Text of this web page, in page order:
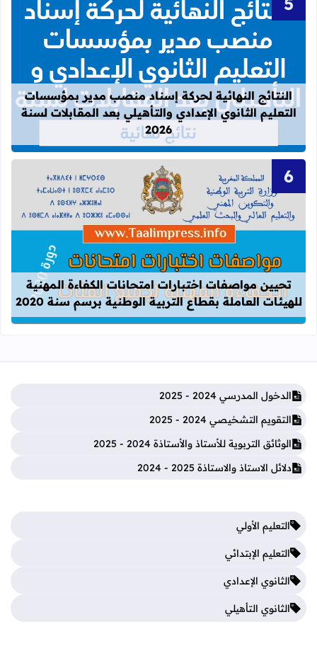
قراءة المزيد عن النتائج النهائية
النتائج النهائية لحركة إسناد منصب مدير بمؤسسات
التعليم الثانوي الإعدادي والتأهيلي بعد المقابلات لسنة
2026
قراءة المزيد عن تحيين مواصفات
تحيين مواصفات اختبارات امتحانات الكفاءة المهنية
للهيئات العاملة بقطاع التربية الوطنية برسم سنة 2020
الدخول المدرسي 2024 - 2025
التقويم التشخيصي 2024 - 2025
الوثائق التربوية للأستاذ والأستاذة 2024 - 2025
دلائل الاستاذ والاستاذة 2025 - 2024
التعليم الأولي
التعليم الإبتدائي
الثانوي الإعدادي
الثانوي التأهيلي